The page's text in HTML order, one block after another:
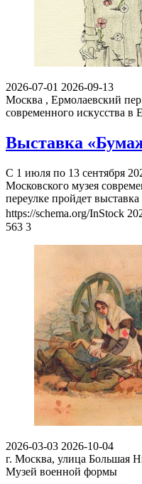
2026-07-01 2026-09-13
Москва , Ермолаевский
современного искусства в
Выставка
С 1 июля по 13 сентября
Московского музея
переулке пройдет
https://schema.org/InStock
563 3
2026-03-03 2026-10-04
г. Москва, улица Большая
Музей военной формы